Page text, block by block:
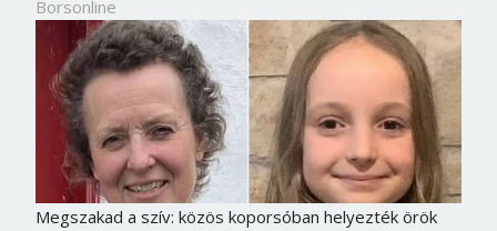
Borsonline
Megszakad a szív: közös koporsóban helyezték örök